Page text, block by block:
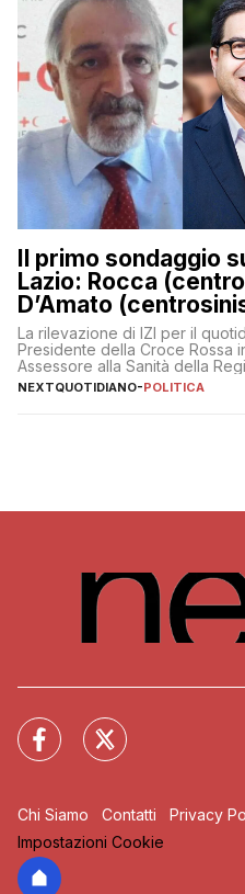
Il primo sondaggio
Lazio: Rocca
D’Amato
La rilevazione di IZI per il
Presidente della Croce Rossa
Assessore alla Sanità della
Donatella Bianchi
NEXTQUOTIDIANO-POLITICA
Chi Siamo Contatti Privacy
Impostazioni Cookie